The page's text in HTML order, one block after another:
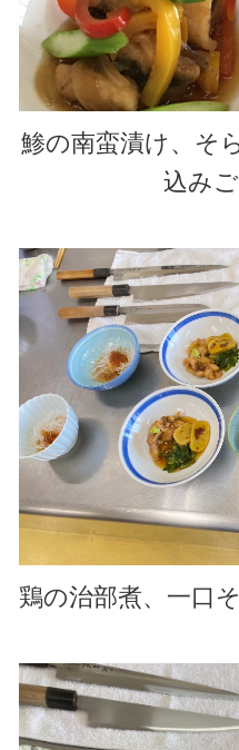
鯵の南蛮漬け、そ
込み
鶏の治部煮、一口